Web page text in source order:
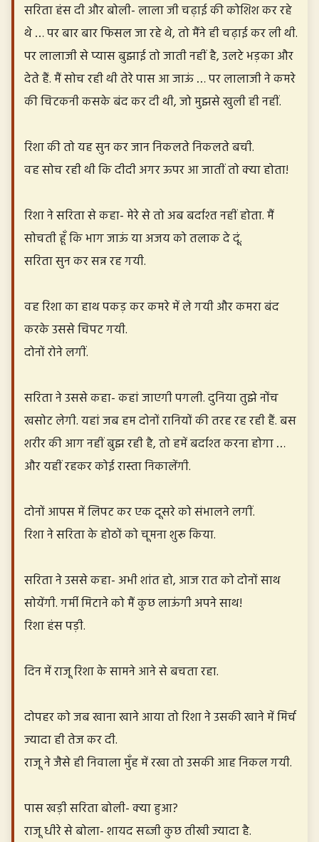
सरिता हंस दी और बोली- लाला जी चढ़ाई की कोशिश कर रहे
थे … पर बार बार फिसल जा रहे थे, तो मैंने ही चढ़ाई कर ली थी.
पर लालाजी से प्यास बुझाई तो जाती नहीं है, उलटे भड़का और
देते हैं. मैं सोच रही थी तेरे पास आ जाऊं … पर लालाजी ने कमरे
की चिटकनी कसके बंद कर दी थी, जो मुझसे खुली ही नहीं.
रिशा की तो यह सुन कर जान निकलते निकलते बची.
वह सोच रही थी कि दीदी अगर ऊपर आ जातीं तो क्या होता!
रिशा ने सरिता से कहा- मेरे से तो अब बर्दाश्त नहीं होता. मैं
सोचती हूँ कि भाग जाऊं या अजय को तलाक दे दूं.
सरिता सुन कर सन्न रह गयी.
वह रिशा का हाथ पकड़ कर कमरे में ले गयी और कमरा बंद
करके उससे चिपट गयी.
दोनों रोने लगीं.
सरिता ने उससे कहा- कहां जाएगी पगली. दुनिया तुझे नोंच
खसोट लेगी. यहां जब हम दोनों रानियों की तरह रह रही हैं. बस
शरीर की आग नहीं बुझ रही है, तो हमें बर्दाश्त करना होगा …
और यहीं रहकर कोई रास्ता निकालेंगी.
दोनों आपस में लिपट कर एक दूसरे को संभालने लगीं.
रिशा ने सरिता के होठों को चूमना शुरू किया.
सरिता ने उससे कहा- अभी शांत हो, आज रात को दोनों साथ
सोयेंगी. गर्मी मिटाने को मैं कुछ लाऊंगी अपने साथ!
रिशा हंस पड़ी.
दिन में राजू रिशा के सामने आने से बचता रहा.
दोपहर को जब खाना खाने आया तो रिशा ने उसकी खाने में मिर्च
ज्यादा ही तेज कर दी.
राजू ने जैसे ही निवाला मुँह में रखा तो उसकी आह निकल गयी.
पास खड़ी सरिता बोली- क्या हुआ?
राजू धीरे से बोला- शायद सब्जी कुछ तीखी ज्यादा है.